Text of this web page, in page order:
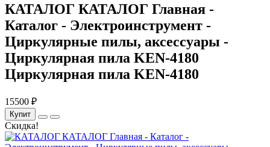
КАТАЛОГ КАТАЛОГ Главная -
Каталог - Электроинструмент -
Циркулярные пилы, аксессуары -
Циркулярная пила KEN-4180
Циркулярная пила KEN-4180
15500 ₽
Купит
Скидка!